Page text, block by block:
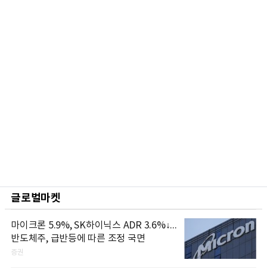
글로벌마켓
마이크론 5.9%, SK하이닉스 ADR 3.6%↓...
반도체주, 급반등에 따른 조정 국면
증권